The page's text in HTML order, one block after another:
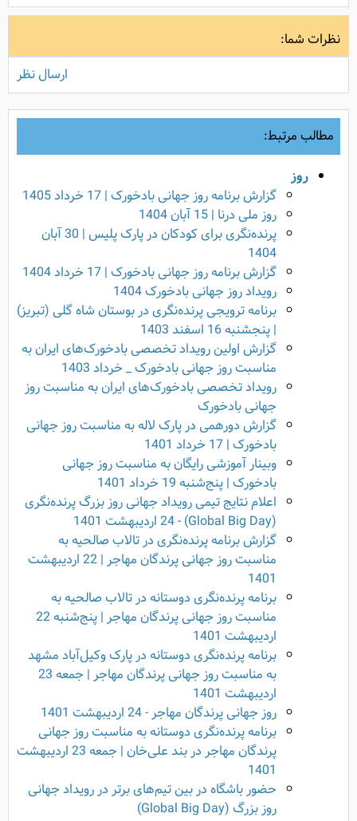
نظرات شما:
ارسال نظر
مطالب مرتبط:
روز
گزارش برنامه روز جهانی بادخورک | 17 خرداد 1405
روز ملی درنا | 15 آبان 1404
پرنده‌نگری برای کودکان در پارک پلیس | 30 آبان
1404
گزارش برنامه روز جهانی بادخورک | 17 خرداد 1404
رویداد روز جهانی بادخورک 1404
برنامه ترویجی پرنده‌نگری در بوستان شاه گلی (تبریز)
| پنجشنبه 16 اسفند 1403
گزارش اولین رویداد تخصصی بادخورک‌های ایران به
مناسبت روز جهانی بادخورک _ خرداد 1403
رویداد تخصصی بادخورک‌های ایران به مناسبت روز
جهانی بادخورک
گزارش دورهمی در پارک لاله به مناسبت روز جهانی
بادخورک | 17 خرداد 1401
وبینار آموزشی رایگان به مناسبت روز جهانی
بادخورک | پنج‌شنبه 19 خرداد 1401
اعلام نتایج تیمی رویداد جهانی روز بزرگ پرنده‌نگری
(Global Big Day) - 24 اردیبهشت 1401
گزارش برنامه پرنده‌نگری در تالاب صالحیه به
مناسبت روز جهانی پرندگان مهاجر | 22 اردیبهشت
1401
برنامه پرنده‌نگری دوستانه در تالاب صالحیه به
مناسبت روز جهانی پرندگان مهاجر | پنج‌شنبه 22
اردیبهشت 1401
برنامه پرنده‌نگری دوستانه در پارک وکیل‌آباد مشهد
به مناسبت روز جهانی پرندگان مهاجر | جمعه 23
اردیبهشت 1401
روز جهانی پرندگان مهاجر - 24 اردیبهشت 1401
برنامه پرنده‌نگری دوستانه به مناسبت روز جهانی
پرندگان مهاجر در بند علی‌خان | جمعه 23 اردیبهشت
1401
حضور باشگاه در بین تیم‌های برتر در رویداد جهانی
روز بزرگ (Global Big Day)